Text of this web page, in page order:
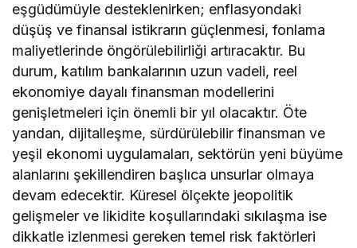
eşgüdümüyle desteklenirken; enflasyondaki
düşüş ve finansal istikrarın güçlenmesi, fonlama
maliyetlerinde öngörülebilirliği artıracaktır. Bu
durum, katılım bankalarının uzun vadeli, reel
ekonomiye dayalı finansman modellerini
genişletmeleri için önemli bir yıl olacaktır. Öte
yandan, dijitalleşme, sürdürülebilir finansman ve
yeşil ekonomi uygulamaları, sektörün yeni büyüme
alanlarını şekillendiren başlıca unsurlar olmaya
devam edecektir. Küresel ölçekte jeopolitik
gelişmeler ve likidite koşullarındaki sıkılaşma ise
dikkatle izlenmesi gereken temel risk faktörleri